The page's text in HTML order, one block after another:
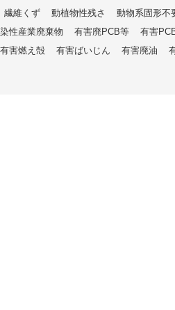
繊維くず 動植物性残さ 動物系固形不
性産業廃棄物 有害廃PCB等 有害
有害燃え殻 有害ばいじん 有害廃油